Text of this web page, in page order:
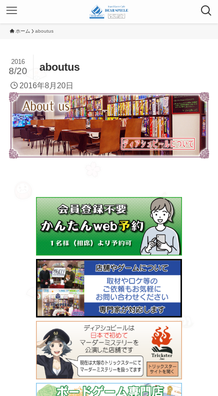
ホーム aboutus
aboutus
2016
8/20
2016年8月20日